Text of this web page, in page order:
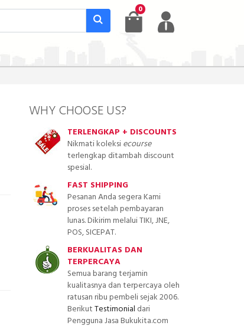
0
WHY CHOOSE US?
TERLENGKAP + DISCOUNTS
Nikmati koleksiecourse
terlengkap ditambah discount
spesial.
FAST SHIPPING
Pesanan Anda segera Kami
proses setelah pembayaran
lunas. Dikirim melalui TIKI, JNE,
POS, SICEPAT.
BERKUALITAS DAN
TERPERCAYA
Semua barang terjamin
kualitasnya dan terpercaya oleh
ratusan ribu pembeli sejak 2006.
BerikutTestimonial dari
Pengguna Jasa Bukukita.com